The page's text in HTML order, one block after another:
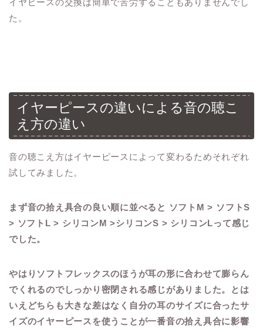
た。
イヤーピースの違いによる音の聴こ
え方の違い
音の聴こえ方はイヤーピースによって変わるためそれぞれ
試してみました。
まず音の拾え具合の良い順に並べると ソフトM > ソフトS
> ソフトL > シリコンM >シリコンS > シリコンLって感じ
でした。
やはりソフトフレックスのほうが耳の形に合わせて膨らん
でくれるのでしっかり密閉される感じがありました。とは
いえどちらも大きな差はなく自分の耳のサイズに合ったサ
イズのイヤーピースを使うことが一番音の拾え具合に影響